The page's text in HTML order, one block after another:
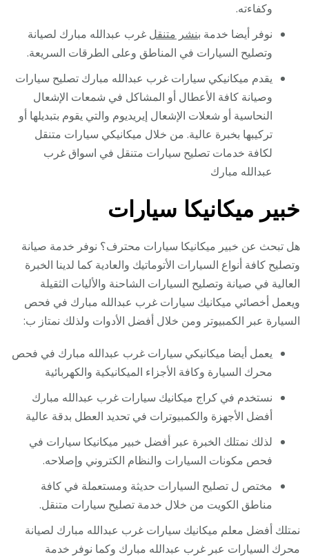
وكفاءته.
نوفر أيضا خدمة بنشر متنقل غرب عبدالله مبارك لصيانة
وتصليح السيارات في المناطق وعلى الطرقات السريعة.
يقدم ميكانيكي سيارات غرب عبدالله مبارك تصليح سيارات
وصيانة كافة الأعطال أو المشاكل في شمعات الإشعال
النحاسية أو شعلات الإشعال إيريديوم والتي يقوم بتبديلها أو
تركيبها بخبرة عالية. من خلال ميكانيكي سيارات متنقل
لكافة خدمات تصليح سيارات متنقل في اسواق غرب
عبدالله مبارك
خبير ميكانيكا سيارات
هل تبحث عن خبير ميكانيكا سيارات محترف؟ نوفر خدمة صيانة
وتصليح كافة أنواع السيارات الأتوماتيك والعادية كما لدينا الخبرة
العالية في صيانة وتصليح السيارات الشاحنة والأليات الثقيلة
ويعمل أخصائي ميكانيك سيارات غرب عبدالله مبارك في فحص
السيارة عبر الكمبيوتر ومن خلال أفضل الأدوات ولذلك نمتاز ب:
يعمل أيضا ميكانيكي سيارات غرب عبدالله مبارك في فحص
محرك السيارة وكافة الأجزاء الميكانيكية والكهربائية
نستخدم في كراج ميكانيك سيارات غرب عبدالله مبارك
أفضل الأجهزة والكمبيوترات في تحديد العطل بدقة عالية
لذلك نمتلك الخبرة عبر أفضل خبير ميكانيكا سيارات في
فحص مكونات السيارات والنظام الكتروني وإصلاحه.
مختص ل تصليح السيارات حديثة ومستعملة في كافة
مناطق الكويت من خلال خدمة تصليح سيارات متنقل.
نمتلك أفضل معلم ميكانيك سيارات غرب عبدالله مبارك لصيانة
محرك السيارات عبر غرب عبدالله مبارك وكما نوفر خدمة